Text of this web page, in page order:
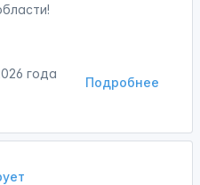
Подробнее
года